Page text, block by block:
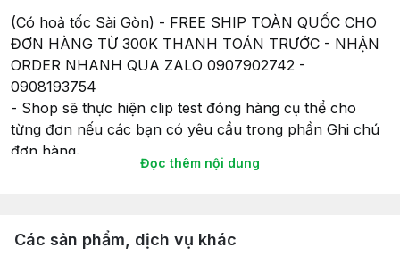
(Có hoả tốc Sài Gòn) - FREE SHIP TOÀN QUỐC CHO
ĐƠN HÀNG TỪ 300K THANH TOÁN TRƯỚC - NHẬN
ORDER NHANH QUA ZALO 0907902742 -
0908193754
- Shop sẽ thực hiện clip test đóng hàng cụ thể cho
từng đơn nếu các bạn có yêu cầu trong phần Ghi chú
đơn hàng.
- Tất cả các sản phẩm gửi đi, Shop sẽ lắp đầy đủ pin
món đồ chơi khi gửi hàng giao cho Khách hàng của
Đọc thêm nội dung
Các sản phẩm, dịch vụ khác